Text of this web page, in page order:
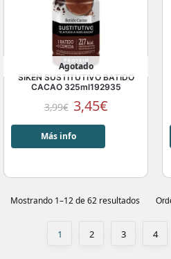
Agotado
SIKEN SUSTITUTIVO BATIDO
CACAO 325ml192935
3,99€ 3,45€
Más info
Mostrando 1–12 de 62 resultados
1 2 3 4